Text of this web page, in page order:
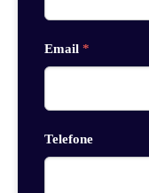
Email *
Telefone